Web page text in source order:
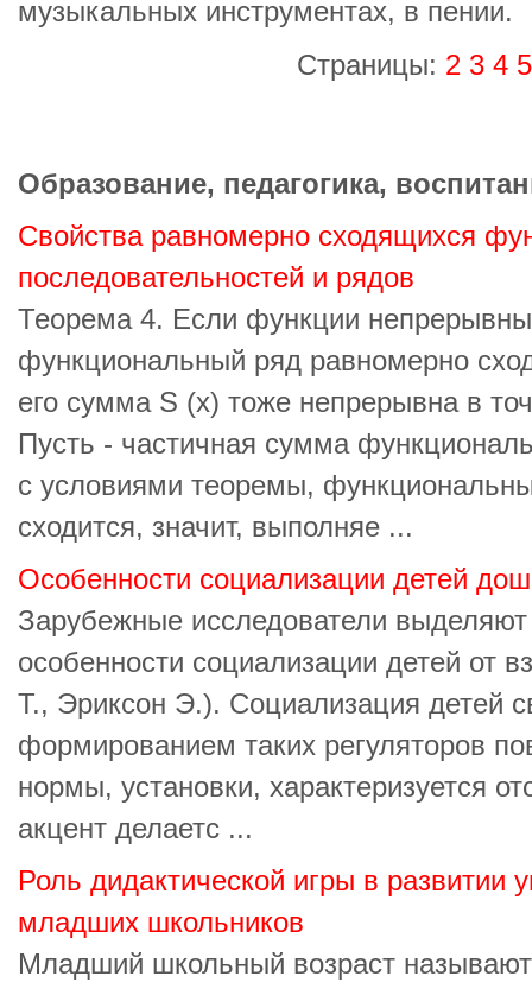
музыкальных инструментах, в пении.
Страницы: 2 3 4 5
Образование, педагогика,
Свойства равномерно сходящихся
последовательностей и рядов
Теорема 4. Если функции непрерывны
функциональный ряд равномерно
его сумма S (х) тоже непрерывна в
Пусть - частичная сумма
с условиями теоремы,
сходится, значит, выполняе ...
Особенности социализации детей
Зарубежные исследователи
особенности социализации детей от
Т., Эриксон Э.). Социализация детей
формированием таких регуляторов
нормы, установки, характеризуется
акцент делаетс ...
Роль дидактической игры в развитии
младших школьников
Младший школьный возраст